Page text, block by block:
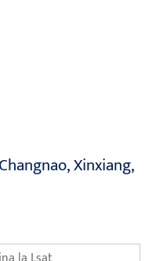
Xinxiang,